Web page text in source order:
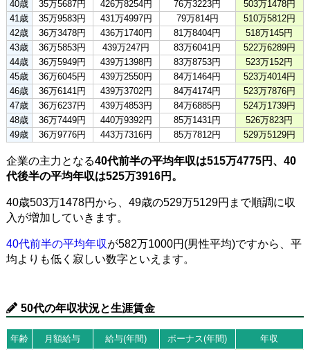
40歳
35万5687円 426万8254円 76万3223円
503万1478円
41歳
35万9583円 431万4997円 79万814円
510万5812円
42歳
36万3478円 436万1740円 81万8404円
518万145円
43歳
36万5853円 439万247円 83万6041円
522万6289円
44歳
36万5949円 439万1398円 83万8753円
523万152円
45歳
36万6045円 439万2550円 84万1464円
523万4014円
46歳
36万6141円 439万3702円 84万4174円
523万7876円
47歳
36万6237円 439万4853円 84万6885円
524万1739円
48歳
36万7449円 440万9392円 85万1431円
526万823円
49歳
36万9776円 443万7316円 85万7812円 529万5129円
企業の主力となる40代前半の平均年収は515万4775円、40
代後半の平均年収は525万3916円。
40歳503万1478円から、49歳の529万5129円まで順調に収
入が増加していきます。
40代前半の平均年収が582万1000円(男性平均)ですから、平
均よりも低く寂しい数字といえます。
50代の年収状況と生涯賃金
年齢 月額給与 給与(年間) ボーナス(年間)
年収